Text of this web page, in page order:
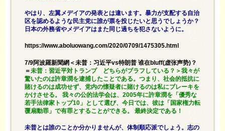
やはり、左翼メデイアの発表とは違います。暴力が支配する自治
区を認めるような民主党に誰が票を投じたいと思うでしょうか？
日本の外務省やメデイアはまた同じ過ちを犯さないように。
https://www.aboluowang.com/2020/0709/1475305.html
7/9阿波羅新聞網＜未普：习近平vs特朗普 谁在bluff(虚张声势)？
＝未普：習近平対トランプ どちらがブラフしている？＞我々が
驚いたのは許章潤を逮捕したことである。つまり、社会的抵抗に
賭けるのは成功せず、党内の懐疑者に賭けるのは私にブレーキを
かけさせる。 我々の公的法学会は、2005年に許章潤を「優秀な
若手法律家トップ10」として選び、今日では、彼は「国家権力転
覆扇動罪」で有罪とすることができる。 最終決定である！
未普とは誰のことか分かりませんが、体制順応派でしょう。志の